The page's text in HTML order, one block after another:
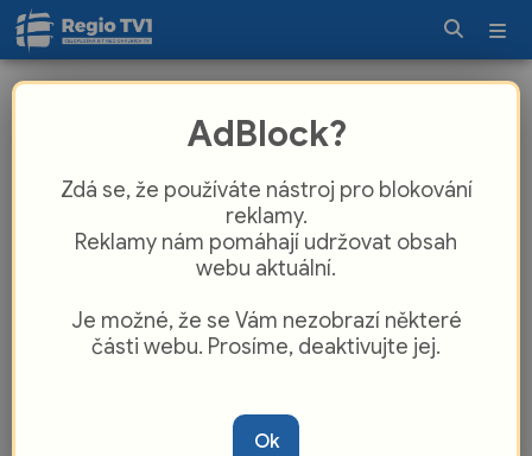
stěnu, lidem se otevře nádvoří i nové
AdBlock?
Zdá se, že používáte nástroj pro blokování
reklamy.
Reklamy nám pomáhají udržovat obsah
webu aktuální.
Je možné, že se Vám nezobrazí některé
části webu. Prosíme, deaktivujte jej.
Ok